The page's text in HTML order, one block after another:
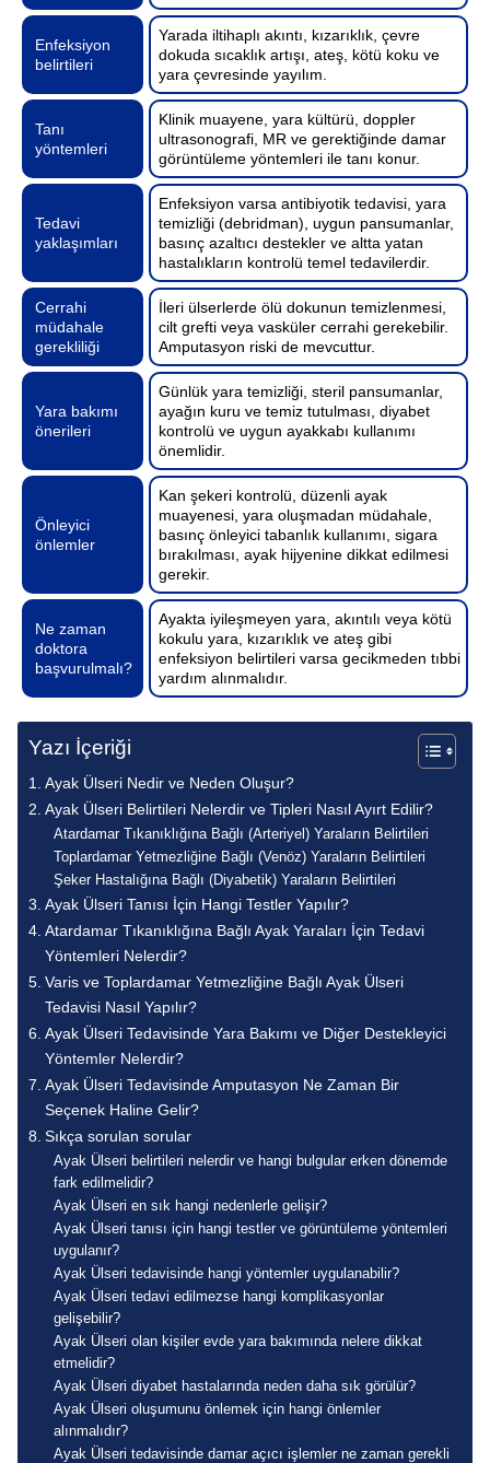
Enfeksiyon
belirtileri
Yarada iltihaplı akıntı, kızarıklık, çevre
dokuda sıcaklık artışı, ateş, kötü koku ve
yara çevresinde yayılım.
Tanı
yöntemleri
Klinik muayene, yara kültürü, doppler
ultrasonografi, MR ve gerektiğinde damar
görüntüleme yöntemleri ile tanı konur.
Tedavi
yaklaşımları
Enfeksiyon varsa antibiyotik tedavisi, yara
temizliği (debridman), uygun pansumanlar,
basınç azaltıcı destekler ve altta yatan
hastalıkların kontrolü temel tedavilerdir.
Cerrahi
müdahale
gerekliliği
İleri ülserlerde ölü dokunun temizlenmesi,
cilt grefti veya vasküler cerrahi gerekebilir.
Amputasyon riski de mevcuttur.
Yara bakımı
önerileri
Günlük yara temizliği, steril pansumanlar,
ayağın kuru ve temiz tutulması, diyabet
kontrolü ve uygun ayakkabı kullanımı
önemlidir.
Önleyici
önlemler
Kan şekeri kontrolü, düzenli ayak
muayenesi, yara oluşmadan müdahale,
basınç önleyici tabanlık kullanımı, sigara
bırakılması, ayak hijyenine dikkat edilmesi
gerekir.
Ne zaman
doktora
başvurulmalı?
Ayakta iyileşmeyen yara, akıntılı veya kötü
kokulu yara, kızarıklık ve ateş gibi
enfeksiyon belirtileri varsa gecikmeden tıbbi
yardım alınmalıdır.
Yazı İçeriği
Ayak Ülseri Nedir ve Neden Oluşur?
Ayak Ülseri Belirtileri Nelerdir ve Tipleri Nasıl Ayırt Edilir?
Atardamar Tıkanıklığına Bağlı (Arteriyel) Yaraların Belirtileri
Toplardamar Yetmezliğine Bağlı (Venöz) Yaraların Belirtileri
Şeker Hastalığına Bağlı (Diyabetik) Yaraların Belirtileri
Ayak Ülseri Tanısı İçin Hangi Testler Yapılır?
Atardamar Tıkanıklığına Bağlı Ayak Yaraları İçin Tedavi
Yöntemleri Nelerdir?
Varis ve Toplardamar Yetmezliğine Bağlı Ayak Ülseri
Tedavisi Nasıl Yapılır?
Ayak Ülseri Tedavisinde Yara Bakımı ve Diğer Destekleyici
Yöntemler Nelerdir?
Ayak Ülseri Tedavisinde Amputasyon Ne Zaman Bir
Seçenek Haline Gelir?
Sıkça sorulan sorular
Ayak Ülseri belirtileri nelerdir ve hangi bulgular erken dönemde
fark edilmelidir?
Ayak Ülseri en sık hangi nedenlerle gelişir?
Ayak Ülseri tanısı için hangi testler ve görüntüleme yöntemleri
uygulanır?
Ayak Ülseri tedavisinde hangi yöntemler uygulanabilir?
Ayak Ülseri tedavi edilmezse hangi komplikasyonlar
gelişebilir?
Ayak Ülseri olan kişiler evde yara bakımında nelere dikkat
etmelidir?
Ayak Ülseri diyabet hastalarında neden daha sık görülür?
Ayak Ülseri oluşumunu önlemek için hangi önlemler
alınmalıdır?
Ayak Ülseri tedavisinde damar açıcı işlemler ne zaman gerekli